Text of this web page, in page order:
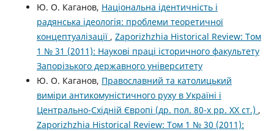
Ю. О. Каганов, Національна ідентичність і
радянська ідеологія: проблеми теоретичної
концептуалізації , Zaporizhzhia Historical Review: Том
1 № 31 (2011): Наукові праці історичного факультету
Запорізького державного університету
Ю. О. Каганов, Православний та католицький
виміри антикомуністичного руху в Україні і
Центрально-Східній Європі (др. пол. 80-х рр. XX ст.) ,
Zaporizhzhia Historical Review: Том 1 № 30 (2011):